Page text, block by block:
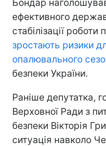
Бондар
ефективного
стабілізації роботи
зростають ризики
опалювального
безпеки України.
Раніше депутатка,
Верховної Ради з
безпеки Вікторія
ситуація навколо